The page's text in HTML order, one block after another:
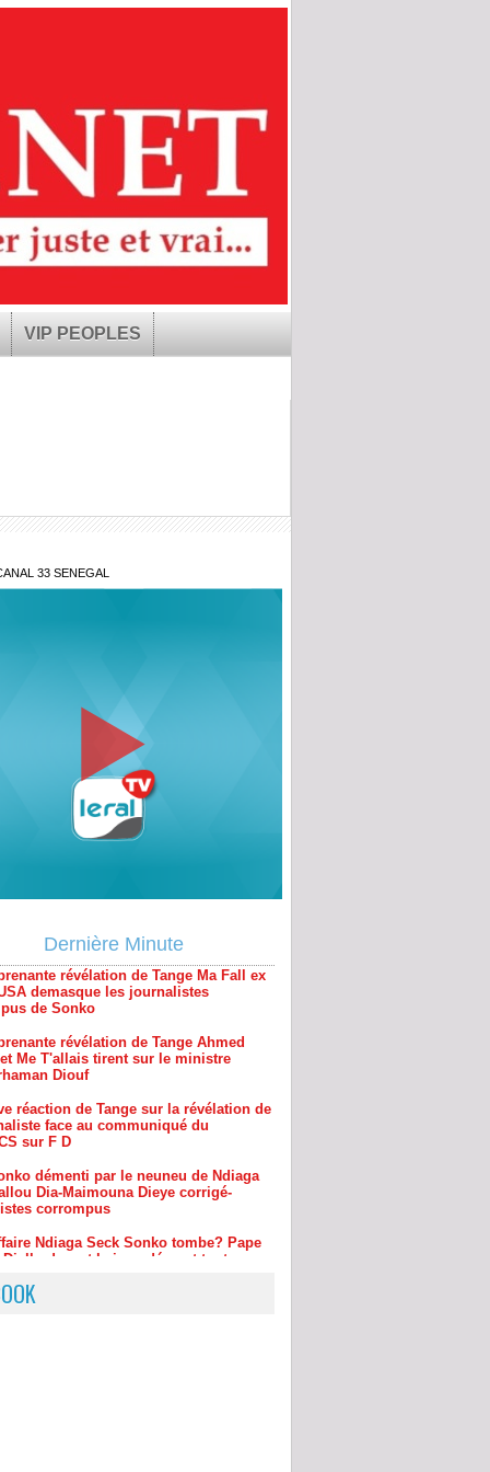
VIP PEOPLES
33 SENEGAL
Dernière Minute
demasque les journalistes
de Sonko
révélation de Tange Ahmed
Me T'allais tirent sur le ministre
Diouf
réaction de Tange sur la révélation de
face au communiqué du
sur F D
démenti par le neuneu de Ndiaga
Dia-Maimouna Dieye corrigé-
corrompus
Ndiaga Seck Sonko tombe? Pape
Diallo devant le juge dément tout
réaction de Tange sur la
de Badara Gadiaga à Nit Doff de